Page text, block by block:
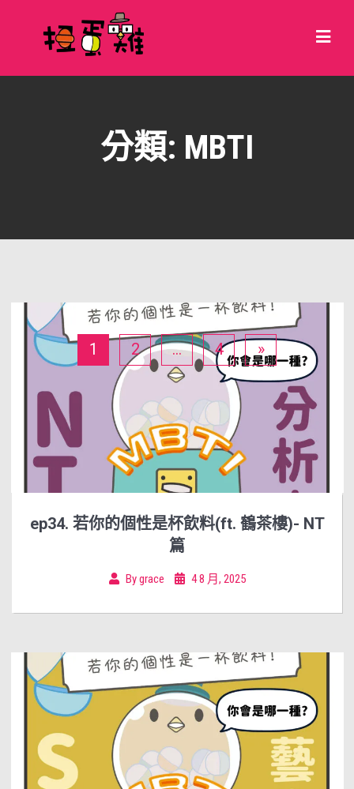
分類: MBTI
ep34. 若你的個性是杯飲料(ft. 鶴茶樓)- NT
篇
Bygrace 4 8 月, 2025
1 2 ... 4 »